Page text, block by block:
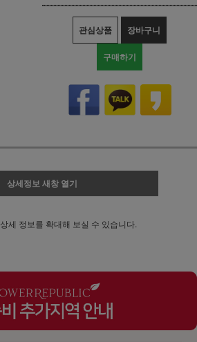
관심상품 장바구니
구매하기
상세정보 새창 열기
상세 정보를 확대해 보실 수 있습니다.